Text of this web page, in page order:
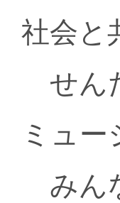
社会と
せん
ミュー
みん